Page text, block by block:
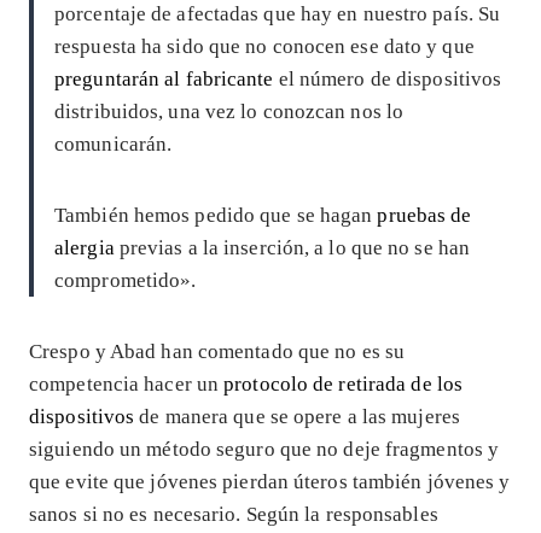
porcentaje de afectadas que hay en nuestro país. Su
respuesta ha sido que no conocen ese dato y que
preguntarán al fabricante el número de dispositivos
distribuidos, una vez lo conozcan nos lo
comunicarán.
También hemos pedido que se haganpruebas de
alergia previas a la inserción, a lo que no se han
comprometido».
Crespo y Abad han comentado que no es su
competencia hacer unprotocolo de retirada de los
dispositivos de manera que se opere a las mujeres
siguiendo un método seguro que no deje fragmentos y
que evite que jóvenes pierdan úteros también jóvenes y
sanos si no es necesario. Según la responsables